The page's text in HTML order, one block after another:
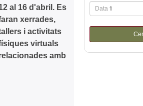
al 16 d'abril. Es
xerrades,
i activitats
virtuals
amb